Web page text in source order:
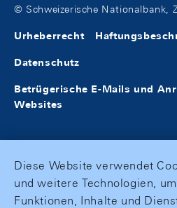
© Schweizerische Nationalbank,
Urheberrecht
Datenschutz
Betrügerische E-Mails und
Websites
Diese Website verwendet
und weitere Technologien,
Funktionen, Inhalte und